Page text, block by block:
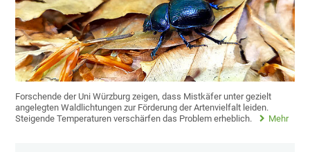
Forschende der Uni Würzburg zeigen, dass Mistkäfer unter gezielt
angelegten Waldlichtungen zur Förderung der Artenvielfalt leiden.
Steigende Temperaturen verschärfen das Problem erheblich.
Mehr